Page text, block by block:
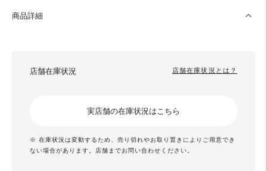
商品詳細
店舗在庫状況 店舗在庫状況とは？
実店舗の在庫状況はこちら
※ 在庫状況は変動するため、売り切れやお取り置きによりご用意でき
ない場合があります。店舗までお問い合わせください。